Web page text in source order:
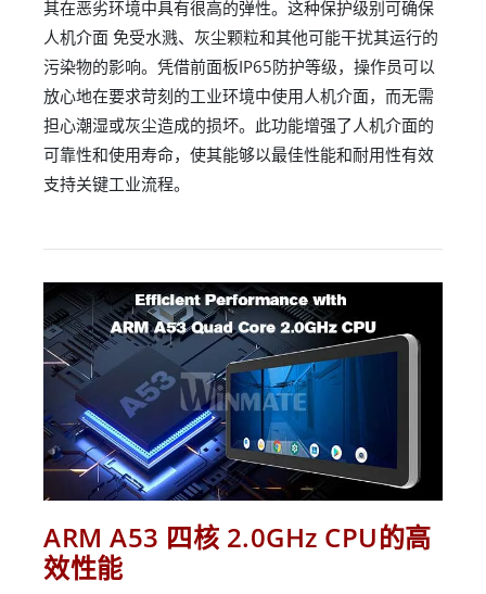
其在恶劣环境中具有很高的弹性。这种保护级别可确保
人机介面 免受水溅、灰尘颗粒和其他可能干扰其运行的
污染物的影响。凭借前面板IP65防护等级，操作员可以
放心地在要求苛刻的工业环境中使用人机介面，而无需
担心潮湿或灰尘造成的损坏。此功能增强了人机介面的
可靠性和使用寿命，使其能够以最佳性能和耐用性有效
支持关键工业流程。
ARM A53 四核 2.0GHz CPU的高
效性能